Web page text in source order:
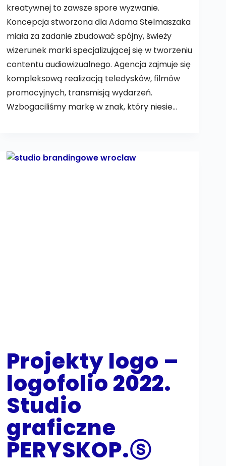
kreatywnej to zawsze spore wyzwanie.
Koncepcja stworzona dla Adama Stelmaszaka
miała za zadanie zbudować spójny, świeży
wizerunek marki specjalizującej się w tworzeniu
contentu audiowizualnego. Agencja zajmuje się
kompleksową realizacją teledysków, filmów
promocyjnych, transmisją wydarzeń.
Wzbogaciliśmy markę w znak, który niesie…
Projekty logo –
logofolio 2022.
Studio
graficzne
PERYSKOP.ⓢ